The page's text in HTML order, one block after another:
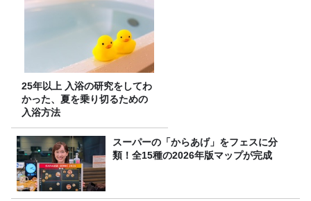
25年以上 入浴の研究をしてわ
かった、夏を乗り切るための
入浴方法
スーパーの「からあげ」をフェスに分
類！全15種の2026年版マップが完成